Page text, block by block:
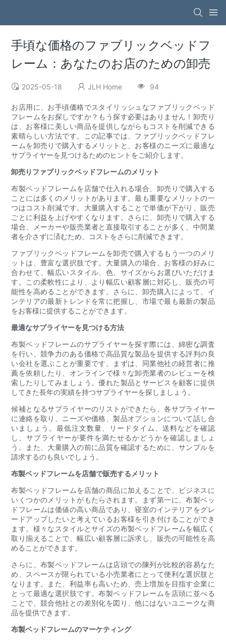
手頃な価格のファブリックベッドフ
レーム：あなたのお店のための卸売
2025-05-18 JLH Home 94
お店用に、お手頃価格でスタイリッシュなファブリックベッド
フレームをお探しですか？もう探す必要はありません！卸売り
は、お客様に美しい商品を提供しながらもコストを削減できる
素晴らしい方法です。この記事では、ファブリックベッドフレ
ームを卸売りで購入するメリットと、お客様のニーズに最適な
サプライヤーを見つけるためのヒントをご紹介します。
卸売りファブリックベッドフレームのメリット
布製ベッドフレームを店舗で仕入れる場合、卸売りで購入する
ことには多くのメリットがあります。最も重要なメリットの一
つはコスト削減です。大量購入することで単価が下がり、販売
ごとに利益を上げやすくなります。さらに、卸売りで購入する
場合、メーカーや販売業者と直接取引することが多く、中間業
者を介さずに済むため、コストをさらに削減できます。
ファブリックベッドフレームを卸売で購入するもう一つのメリ
ットは、豊富な選択肢です。大量購入の場合、お客様の好みに
合わせて、幅広いスタイル、色、サイズからお選びいただけま
す。この柔軟性により、より幅広い顧客層に対応し、販売の可
能性を高めることができます。さらに、卸売購入によって、イ
ンテリアの最新トレンドを常に把握し、市場で最も最新の製品
をお客様に提供することができます。
最適なサプライヤーを見つける方法
布製ベッドフレームのサプライヤーを探す際には、綿密な調査
を行い、競争力のある価格で高品質な製品を提供する評判の良
い会社を選ぶことが重要です。まずは、同業他社の経営者に推
薦を依頼したり、オンラインで様々な卸売業者のレビューを検
索したりしてみましょう。優れた製品とサービスを顧客に提供
してきた長年の実績を持つサプライヤーを探しましょう。
候補となるサプライヤーのリストができたら、各サプライヤー
に連絡を取り、ニーズや価格、製品オプションについて話し合
いましょう。最低注文数量、リードタイム、送料などを確認
し、サプライヤーが要件を満たせるかどうかを確認しましょ
う。また、大量購入の前に品質を確認するために、サンプルを
請求するのも良いでしょう。
布製ベッドフレームを店舗で販売するメリット
布製ベッドフレームを店舗の商品に加えることで、ビジネスに
いくつかのメリットがもたらされます。まず第一に、布製ベッ
ドフレームは価値の高い商品であり、寝室のインテリアをグレ
ードアップしたいと考えているお客様を引き付けることができ
ます。様々なスタイルとサイズの布製ベッドフレームを幅広く
取り揃えることで、幅広い顧客層に訴求し、販売の可能性を高
めることができます。
さらに、布製ベッドフレームは店頭での陳列が比較的容易なた
め、スペースが限られている小売業者にとって便利な選択肢と
なります。また、利益率も高いため、売上増加を目指す企業に
とって最適な選択肢です。布製ベッドフレームを店頭に並べる
ことで、競合他社との差別化を図り、他にはないユニークな商
品を提供できます。
布製ベッドフレームのマーケティング